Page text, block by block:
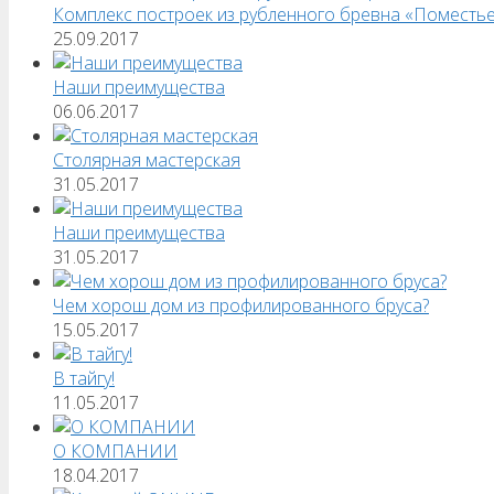
Комплекс построек из рубленного бревна
25.09.2017
Наши преимущества
06.06.2017
Столярная мастерская
31.05.2017
Наши преимущества
31.05.2017
Чем хорош дом из профилированного бруса?
15.05.2017
В тайгу!
11.05.2017
О КОМПАНИИ
18.04.2017